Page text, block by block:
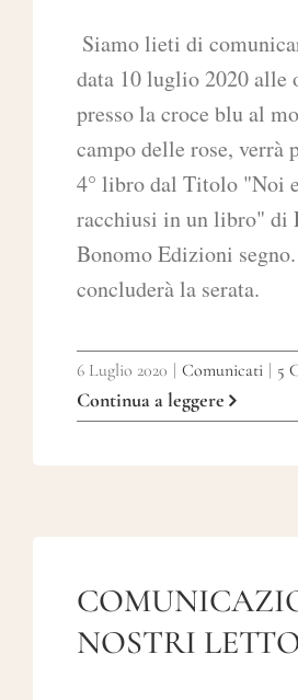
Siamo lieti di
data 10 luglio 2020 alle
presso la croce blu al
campo delle rose, verrà
4° libro dal Titolo "Noi
racchiusi in un libro" di
Bonomo Edizioni
concluderà la serata.
6 Luglio 2020 Comunicati 5
Continua a leggere
NOSTRI